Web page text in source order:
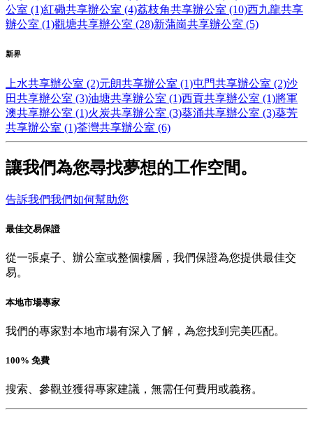
公室 (1)紅磡共享辦公室 (4)荔枝角共享辦公室 (10)西九龍共享
辦公室 (1)觀塘共享辦公室 (28)新蒲崗共享辦公室 (5)
新界
上水共享辦公室 (2)元朗共享辦公室 (1)屯門共享辦公室 (2)沙
田共享辦公室 (3)油塘共享辦公室 (1)西貢共享辦公室 (1)將軍
澳共享辦公室 (1)火炭共享辦公室 (3)葵涌共享辦公室 (3)葵芳
共享辦公室 (1)荃灣共享辦公室 (6)
讓我們為您尋找夢想的工作空間。
告訴我們我們如何幫助您
最佳交易保證
從一張桌子、辦公室或整個樓層，我們保證為您提供最佳交
易。
本地市場專家
我們的專家對本地市場有深入了解，為您找到完美匹配。
100% 免費
搜索、參觀並獲得專家建議，無需任何費用或義務。